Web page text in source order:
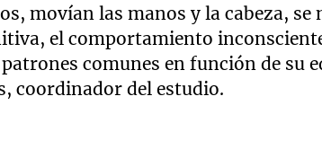
movían las manos y la cabeza,
el comportamiento
patrones comunes en función de su
coordinador del estudio.